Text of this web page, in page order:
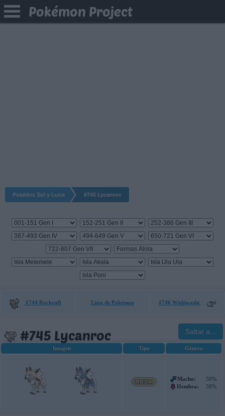
Pokémon Project
Pokédex Sol y Luna #745 Lycanroc
#744 Rockruff Lista de Pokémon #746 Wishiwashi
#745 Lycanroc Saltar a...
Imagen Tipo Género
Macho:
50%
Hembra:
50%